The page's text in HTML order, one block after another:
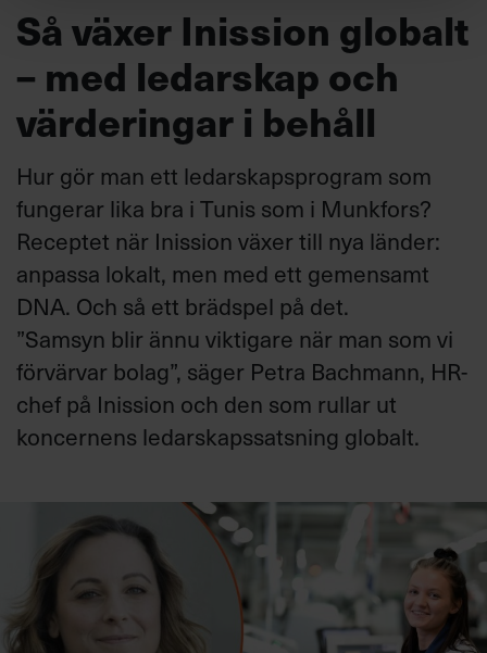
Så växer Inission globalt
– med ledarskap och
värderingar i behåll
Hur gör man ett ledarskapsprogram som
fungerar lika bra i Tunis som i Munkfors?
Receptet när Inission växer till nya länder:
anpassa lokalt, men med ett gemensamt
DNA. Och så ett brädspel på det.
”Samsyn blir ännu viktigare när man som vi
förvärvar bolag”, säger Petra Bachmann, HR-
chef på Inission och den som rullar ut
koncernens ledarskapssatsning globalt.